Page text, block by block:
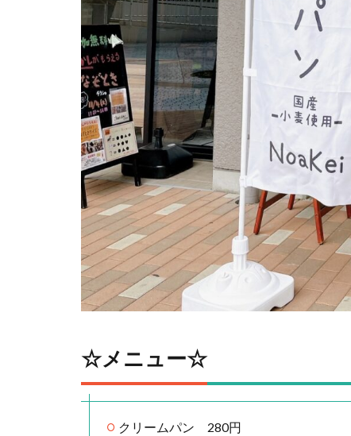
☆メニュー☆
クリームパン 280円